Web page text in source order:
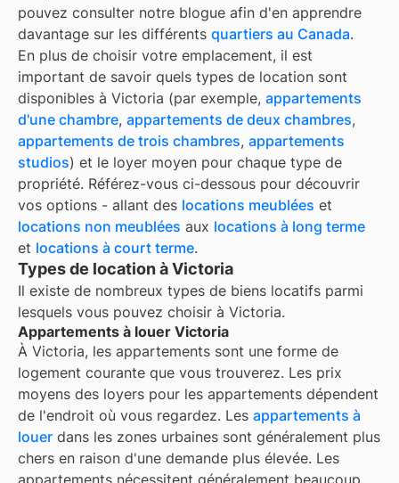
pouvez consulter notre blogue afin d'en apprendre
davantage sur les différents quartiers au Canada.
En plus de choisir votre emplacement, il est
important de savoir quels types de location sont
disponibles à Victoria (par exemple, appartements
d'une chambre, appartements de deux chambres,
appartements de trois chambres, appartements
studios) et le loyer moyen pour chaque type de
propriété. Référez-vous ci-dessous pour découvrir
vos options - allant des locations meublées et
locations non meublées aux locations à long terme
et locations à court terme.
Types de location à Victoria
Il existe de nombreux types de biens locatifs parmi
lesquels vous pouvez choisir à Victoria.
Appartements à louer Victoria
À Victoria, les appartements sont une forme de
logement courante que vous trouverez. Les prix
moyens des loyers pour les appartements dépendent
de l'endroit où vous regardez. Les appartements à
louer dans les zones urbaines sont généralement plus
chers en raison d'une demande plus élevée. Les